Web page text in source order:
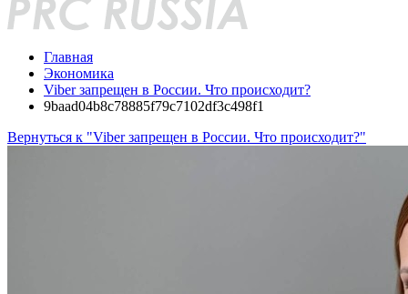
Главная
Экономика
Viber запрещен в России. Что происходит?
9baad04b8c78885f79c7102df3c498f1
Вернуться к "Viber запрещен в России. Что происходит?"